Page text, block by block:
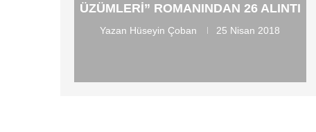
ÜZÜMLERI” ROMANINDAN 26 ALINTI
Yazan Hüseyin Çoban 25 Nisan 2018